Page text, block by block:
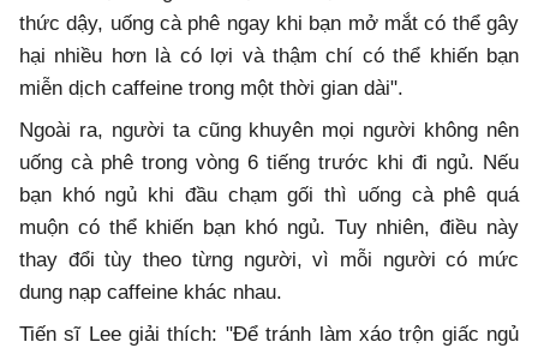
thức dậy, uống cà phê ngay khi bạn mở mắt có thể gây
hại nhiều hơn là có lợi và thậm chí có thể khiến bạn
miễn dịch caffeine trong một thời gian dài".
Ngoài ra, người ta cũng khuyên mọi người không nên
uống cà phê trong vòng 6 tiếng trước khi đi ngủ. Nếu
bạn khó ngủ khi đầu chạm gối thì uống cà phê quá
muộn có thể khiến bạn khó ngủ. Tuy nhiên, điều này
thay đổi tùy theo từng người, vì mỗi người có mức
dung nạp caffeine khác nhau.
Tiến sĩ Lee giải thích: "Để tránh làm xáo trộn giấc ngủ